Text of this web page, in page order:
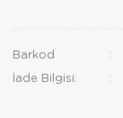
Barkod
İade Bilgisi: